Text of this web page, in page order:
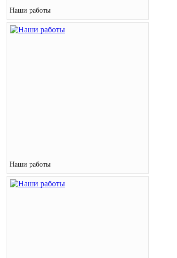
Наши работы
Наши работы